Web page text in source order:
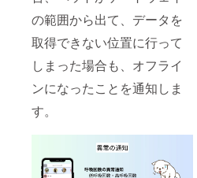
の範囲から出て、データを
取得できない位置に行って
しまった場合も、オフライ
ンになったことを通知しま
す。